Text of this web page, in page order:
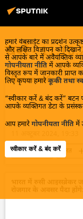
हमारे वेबसाईट का प्रदर्शन
और लक्षित विज्ञापन को
से आपके बारे में अवैयक्तिक
गोपनीयता नीति में आपके
विस्तृत रूप में जानकारी
लिए कृपया हमारे कूकी तथा
“स्वीकार करें & बंद करें”
आपके व्यक्तिगत डेटा के
आप हमारे गोपनीयता नीति में
स्वीकार करें & बंद करें
खबरें -
हिज़्ब-उत-तहरीर से भारत
राजनीति भारत